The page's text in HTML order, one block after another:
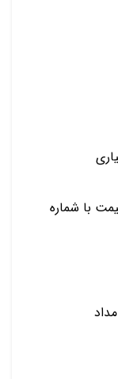
با شماره